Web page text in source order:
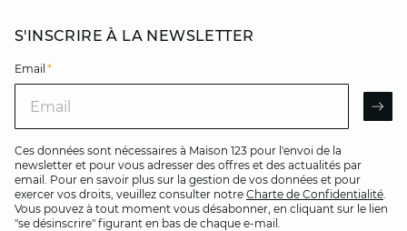
S'INSCRIRE À LA NEWSLETTER
Email *
Ces données sont nécessaires à Maison 123 pour l'envoi de la
newsletter et pour vous adresser des offres et des actualités par
email. Pour en savoir plus sur la gestion de vos données et pour
exercer vos droits, veuillez consulter notre Charte de Confidentialité.
Vous pouvez à tout moment vous désabonner, en cliquant sur le lien
"se désinscrire" figurant en bas de chaque e-mail.